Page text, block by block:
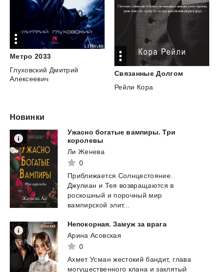
Метро 2033
Глуховский Дмитрий
Алексеевич
Связанные Долгом
Рейли Кора
Новинки
Ужасно богатые вампиры. Три
королевы
Ли Женева
0
Приближается Солнцестояние.
Джулиан и Тея возвращаются в
роскошный и порочный мир
вампирской элит...
Непокорная. Замуж за врага
Арина Асовская
0
Ахмет Усман жестокий бандит, глава
могущественного клана и заклятый